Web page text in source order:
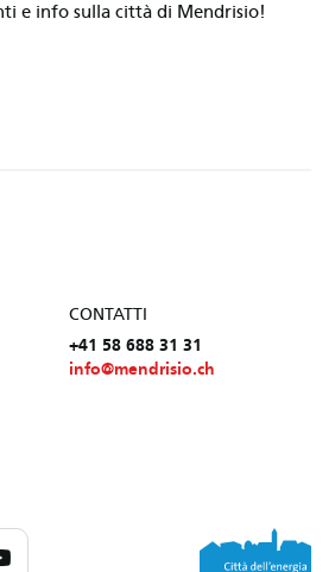
e info sulla città di Mendrisio!
CONTATTI
+41 58 688 31 31
info@mendrisio.ch